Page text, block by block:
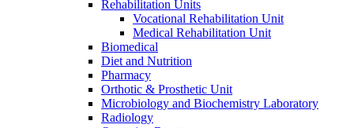
Rehabilitation Units
Vocational Rehabilitation Unit
Medical Rehabilitation Unit
Biomedical
Diet and Nutrition
Pharmacy
Orthotic & Prosthetic Unit
Microbiology and Biochemistry Laboratory
Radiology